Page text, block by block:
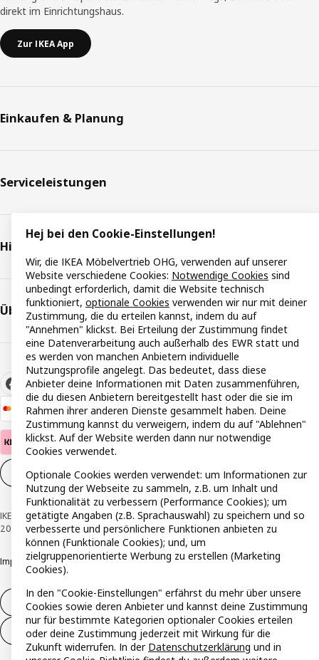
direkt im Einrichtungshaus.
Zur IKEA App
Einkaufen & Planung
Serviceleistungen
Hilfe & Support
Über IKEA
Cookie-Einstellungen DE
IKEA Österreich - Südring, 2334 Vösendorf © Inter IKEA Systems B.V. 1999-
2026
ImpressumDatenschutzerklärungCookie RichtlinieResponsible Disclosure
Widerruf / Rückgabe
Widerrufsrecht ausüben (Services)
Hej bei den Cookie-Einstellungen!
Wir, die IKEA Möbelvertrieb OHG, verwenden auf unserer
Website verschiedene Cookies: Notwendige Cookies sind
unbedingt erforderlich, damit die Website technisch
funktioniert, optionale Cookies verwenden wir nur mit deiner
Zustimmung, die du erteilen kannst, indem du auf
"Annehmen" klickst. Bei Erteilung der Zustimmung findet
eine Datenverarbeitung auch außerhalb des EWR statt und
es werden von manchen Anbietern individuelle
Nutzungsprofile angelegt. Das bedeutet, dass diese
Anbieter deine Informationen mit Daten zusammenführen,
die du diesen Anbietern bereitgestellt hast oder die sie im
Rahmen ihrer anderen Dienste gesammelt haben. Deine
Zustimmung kannst du verweigern, indem du auf "Ablehnen"
klickst. Auf der Website werden dann nur notwendige
Cookies verwendet.
Optionale Cookies werden verwendet: um Informationen zur
Nutzung der Webseite zu sammeln, z.B. um Inhalt und
Funktionalität zu verbessern (Performance Cookies); um
getätigte Angaben (z.B. Sprachauswahl) zu speichern und so
verbesserte und persönlichere Funktionen anbieten zu
können (Funktionale Cookies); und, um
zielgruppenorientierte Werbung zu erstellen (Marketing
Cookies).
In den "Cookie-Einstellungen" erfährst du mehr über unsere
Cookies sowie deren Anbieter und kannst deine Zustimmung
nur für bestimmte Kategorien optionaler Cookies erteilen
oder deine Zustimmung jederzeit mit Wirkung für die
Zukunft widerrufen. In der Datenschutzerklärung und in